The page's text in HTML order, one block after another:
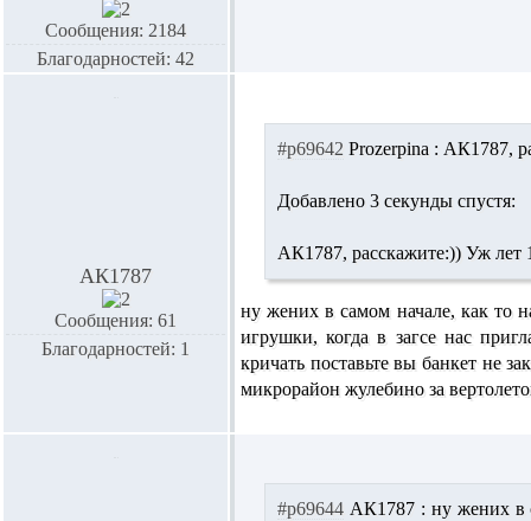
Сообщения: 2184
Благодарностей: 42
АК1787
Сообщения: 61
Благодарностей: 1
#p69642 Prozerpina : АК1787,
Добавлено 3 секунды спустя:
АК1787, расскажите:)) Уж лет
ну жених в самом начале, как то
игрушки, когда в загсе нас
кричать поставьте вы банкет не
микрорайон жулебино за
#p69644 АК1787 : ну жених в